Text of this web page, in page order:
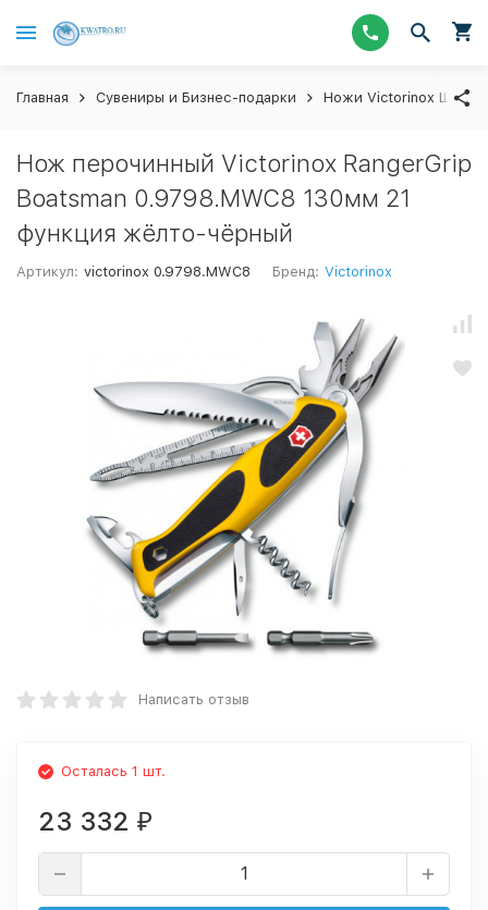
Главная Сувениры и Бизнес-подарки Ножи Victorinox
Нож перочинный Victorinox RangerGrip
Boatsman 0.9798.MWC8 130мм 21
функция жёлто-чёрный
Артикул: victorinox 0.9798.MWC8 Бренд: Victorinox
Написать отзыв
Осталась 1 шт.
23 332 ₽